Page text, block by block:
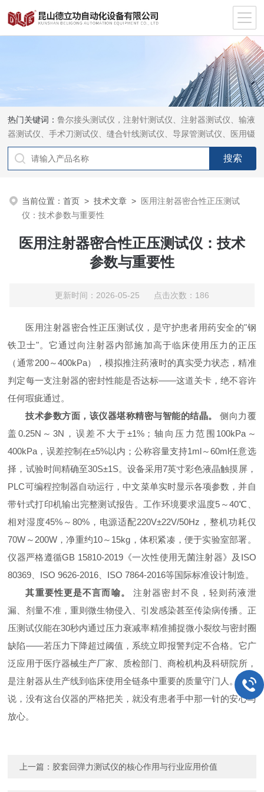
热门关键词：鲁尔接头测试仪，注射针测试仪、注射器测试仪、输液
器测试仪、手术刀测试仪、缝合针线测试仪、导尿管测试仪、医用镊
钳测试仪、导引管导丝测试仪、针灸针测试仪、留置针测试仪
当前位置：首页 >技术文章 > 医用注射器密合性正压测试
仪：技术参数与重要性
医用注射器密合性正压测试仪：技术
参数与重要性
更新时间：2026-05-25 点击次数：186
医用注射器密合性正压测试仪 ，是守护患者用药安全的"钢
铁卫士"。它通过向注射器内部施加高于临床使用压力的正压
（通常200～400kPa），模拟推注药液时的真实受力状态，精准
判定每一支注射器的密封性能是否达标——这道关卡，绝不容许
任何瑕疵通过。
技术参数方面，该仪器堪称精密与智能的结晶。
侧向力覆
盖0.25N～3N，误差不大于±1%；轴向压力范围100kPa～
400kPa，误差控制在±5%以内；公称容量支持1ml～60ml任意选
择，试验时间精确至30S±1S。设备采用7英寸彩色液晶触摸屏，
PLC可编程控制器自动运行，中文菜单实时显示各项参数，并自
带针式打印机输出完整测试报告。工作环境要求温度5～40℃、
相对湿度45%～80%，电源适配220V±22V/50Hz，整机功耗仅
70W～200W，净重约10～15kg，体积紧凑，便于实验室部署。
仪器严格遵循GB 15810-2019《一次性使用无菌注射器》及ISO
80369、ISO 9626-2016、ISO 7864-2016等国际标准设计制造。
其重要性更是不言而喻。
注射器密封不良，轻则药液泄
漏、剂量不准，重则微生物侵入、引发感染甚至传染病传播。正
压测试仪能在30秒内通过压力衰减率精准捕捉微小裂纹与密封圈
缺陷——若压力下降超过阈值，系统立即报警判定不合格。它广
泛应用于医疗器械生产厂家、质检部门、商检机构及科研院所，
是注射器从生产线到临床使用全链条中重要的质量守门人。可以
说，没有这台仪器的严格把关，就没有患者手中那一针的安心与
放心。
上一篇： 胶套回弹力测试仪的核心作用与行业应用价值